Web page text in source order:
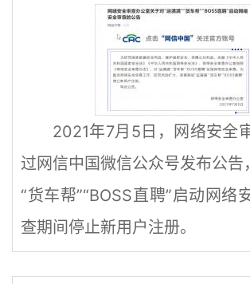
2021年7月5日，网络安全
过网信中国微信公众号发布公告
“货车帮”“BOSS直聘”启动网络
查期间停止新用户注册。